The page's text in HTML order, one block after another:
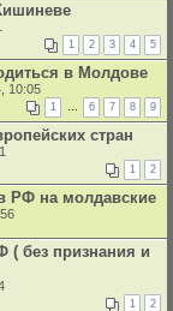
1 2 3 4 5
в Молдове
10:05
1 … 6 7 8 9
стран
1 2
РФ на молдавские
( без признания и
1 2